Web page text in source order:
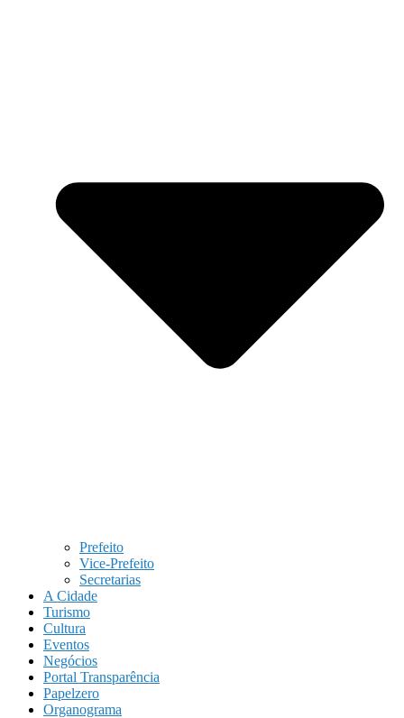
Prefeito
Vice-Prefeito
Secretarias
A Cidade
Turismo
Cultura
Eventos
Negócios
Portal Transparência
Papelzero
Organograma